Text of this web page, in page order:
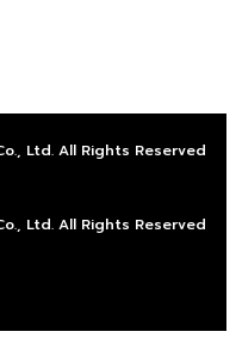
Ltd. All Rights Reserved
Ltd. All Rights Reserved